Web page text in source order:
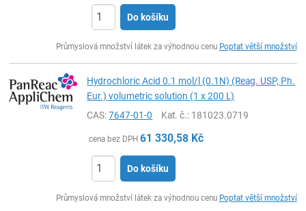
Do košíku
Průmyslová množství látek za výhodnou cenu Poptat větší množství
Hydrochloric Acid 0.1 mol/l (0.1N) (Reag. USP, Ph.
Eur.) volumetric solution (1 x 200 L)
CAS:7647-01-0 Kat. č.: 181023.0719
cena bez DPH 61 330,58 Kč
Do košíku
Průmyslová množství látek za výhodnou cenu Poptat větší množství